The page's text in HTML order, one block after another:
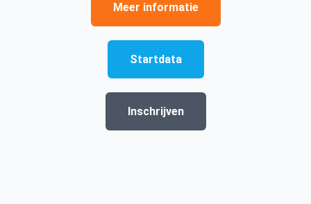
Meer informatie
Startdata
Inschrijven